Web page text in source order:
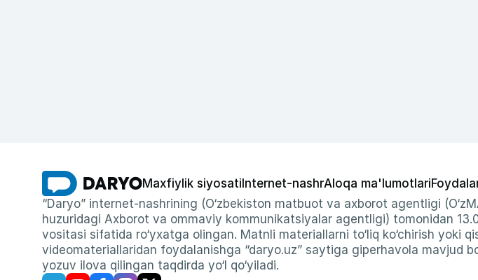
Maxfiylik siyosati Internet-nashrAloqa ma'lumotlari
“Daryo” internet-nashrining (O‘zbekiston matbuot va axborot agentligi
huzuridagi Axborot va ommaviy kommunikatsiyalar agentligi) tomonidan
vositasi sifatida ro‘yxatga olingan. Matnli materiallarni to‘liq ko‘chirish
videomateriallaridan foydalanishga “daryo.uz” saytiga giperhavola mavjud
yozuv ilova qilingan taqdirda yo‘l qo‘yiladi.